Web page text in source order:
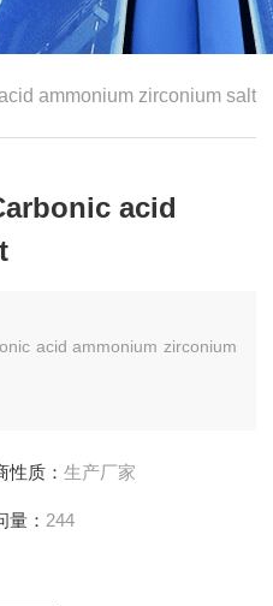
ammonium zirconium salt
acid
acid ammonium zirconium
性质： 生产厂家
量： 244